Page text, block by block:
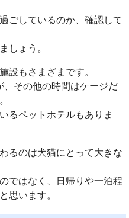
ごしているのか、確認して
しょう。
設もさまざまです。
、その他の時間はケージだ
るペットホテルもありま
るのは犬猫にとって大きな
ではなく、日帰りや一泊程
思います。